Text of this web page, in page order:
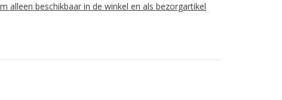
alleen beschikbaar in de winkel en als bezorgartikel